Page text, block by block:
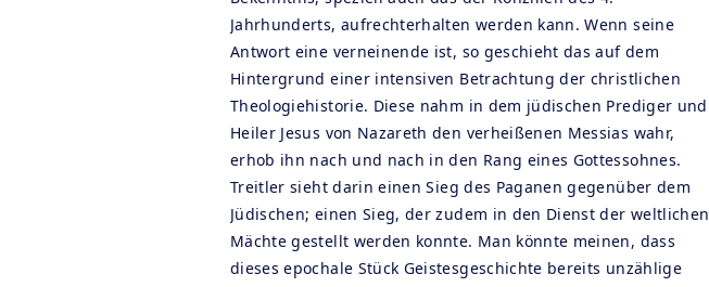
Jahrhunderts, aufrechterhalten werden kann. Wenn seine
Antwort eine verneinende ist, so geschieht das auf dem
Hintergrund einer intensiven Betrachtung der christlichen
Theologiehistorie. Diese nahm in dem jüdischen Prediger und
Heiler Jesus von Nazareth den verheißenen Messias wahr,
erhob ihn nach und nach in den Rang eines Gottessohnes.
Treitler sieht darin einen Sieg des Paganen gegenüber dem
Jüdischen; einen Sieg, der zudem in den Dienst der weltlichen
Mächte gestellt werden konnte. Man könnte meinen, dass
dieses epochale Stück Geistesgeschichte bereits unzählige